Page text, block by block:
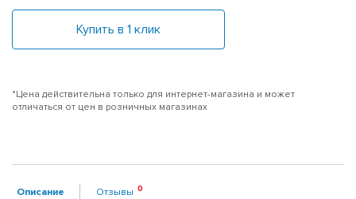
Купить в 1 клик
*Цена действительна только для интернет-магазина и может
отличаться от цен в розничных магазинах
Описание Отзывы